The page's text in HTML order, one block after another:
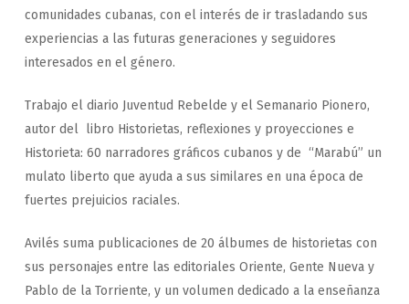
comunidades cubanas, con el interés de ir trasladando sus
experiencias a las futuras generaciones y seguidores
interesados en el género.
Trabajo el diario Juventud Rebelde y el Semanario Pionero,
autor del libro Historietas, reflexiones y proyecciones e
Historieta: 60 narradores gráficos cubanos y de “Marabú” un
mulato liberto que ayuda a sus similares en una época de
fuertes prejuicios raciales.
Avilés suma publicaciones de 20 álbumes de historietas con
sus personajes entre las editoriales Oriente, Gente Nueva y
Pablo de la Torriente, y un volumen dedicado a la enseñanza